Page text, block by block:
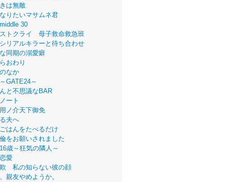
は無敵
りたいマサムネ君
30
トクライ 母子救命救急班
リアルキラーと待ち合わせ
同期の溺愛癖
おわり
なか
GATE24～
と不思議なBAR
ート
ノ介天下御免
夫へ
はんをたべるだけ
をお願いされました
歳～狂気の隣人～
愛
私の知らない彼の顔
親友やめようか。